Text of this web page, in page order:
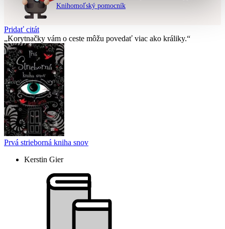
Knihomoľský pomocník
Pridať citát
Korytnačky vám o ceste môžu povedať viac ako králiky.
Prvá strieborná kniha snov
Kerstin Gier